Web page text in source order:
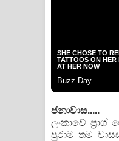
ජනාවාස.....
ලංකාවේ
පුරාම තම